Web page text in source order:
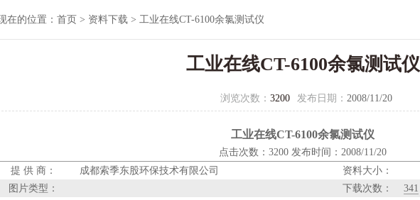
在的位置： 首页 > 资料下载 > 工业在线CT-6100余氯测试仪
工业在线CT-6100余氯测试仪
浏览次数： 3200 发布日期： 2008/11/20
工业在线CT-6100余氯测试仪
点击次数：3200 发布时间：2008/11/20
提 供 商：
成都索季东股环保技术有限公司
资料大小：
图片类型：
下载次数： 341